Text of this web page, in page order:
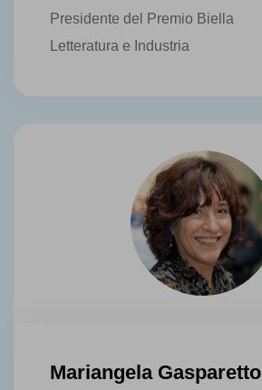
Presidente del Premio Biella
Letteratura e Industria
Mariangela Gasparetto